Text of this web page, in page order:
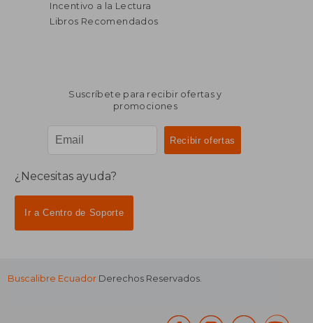
Incentivo a la Lectura
Libros Recomendados
Suscríbete para recibir ofertas y
promociones
¿Necesitas ayuda?
Ir a Centro de Soporte
Buscalibre Ecuador Derechos Reservados.